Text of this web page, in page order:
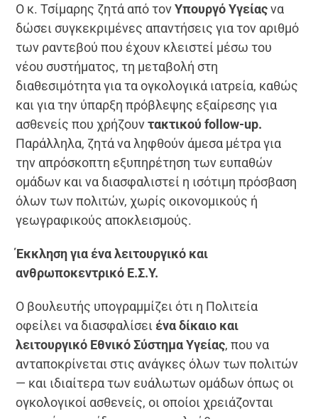
Ο κ. Τσίμαρης ζητά από τονΥπουργό Υγείαςνα
δώσει συγκεκριμένες απαντήσεις για τον αριθμό
των ραντεβού που έχουν κλειστεί μέσω του
νέου συστήματος, τη μεταβολή στη
διαθεσιμότητα για τα ογκολογικά ιατρεία, καθώς
και για την ύπαρξη πρόβλεψης εξαίρεσης για
ασθενείς που χρήζουντακτικού follow-up.
Παράλληλα, ζητά να ληφθούν άμεσα μέτρα για
την απρόσκοπτη εξυπηρέτηση των ευπαθών
ομάδων και να διασφαλιστεί η ισότιμη πρόσβαση
όλων των πολιτών, χωρίς οικονομικούς ή
γεωγραφικούς αποκλεισμούς.
Έκκληση για ένα λειτουργικό και
ανθρωποκεντρικό Ε.Σ.Υ.
Ο βουλευτής υπογραμμίζει ότι η Πολιτεία
οφείλει να διασφαλίσει ένα δίκαιο και
λειτουργικό Εθνικό Σύστημα Υγείας, που να
ανταποκρίνεται στις ανάγκες όλων των πολιτών
— και ιδιαίτερα των ευάλωτων ομάδων όπως οι
ογκολογικοί ασθενείς, οι οποίοι χρειάζονται